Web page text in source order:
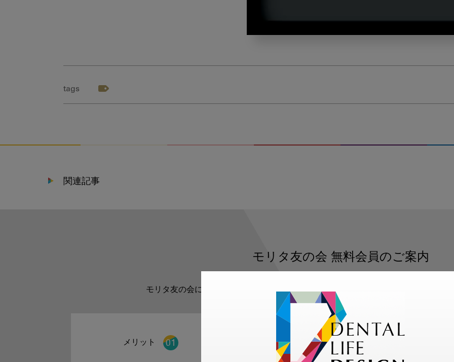
tags
関連記事
モリタ友の会 無料会員のご案内
モリタ友の会に登録いただくと、デンタルライフデザインをもっと便利にご利用い
メリット メリット